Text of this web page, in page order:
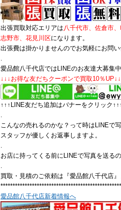
出張買取対応エリアは八千代市、佐倉市
志野市、花見川区になります。
出張費は掛かりませんのでお気軽にお問い
.
愛品館八千代店ではLINEのお友達大募集中
↓↓↓お得な友だちクーポンで買取10％
↑↑↑LINE友だち追加はバナーをクリック
.
こんなの売れるのかな？って時はLINEで写
スタッフが優しくお返事しますよ。
.
お店に持ってくる前にLINEで写真を送るの
.
買取・見積のご依頼は『愛品館八千代店』
愛品館八千代店新着情報へ